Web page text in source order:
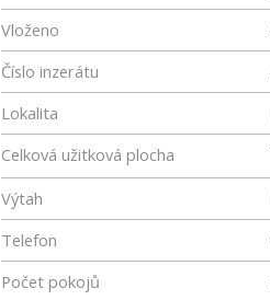
Vloženo
Číslo inzerátu
Lokalita
Celková užitková plocha
Výtah
Telefon
Počet pokojů